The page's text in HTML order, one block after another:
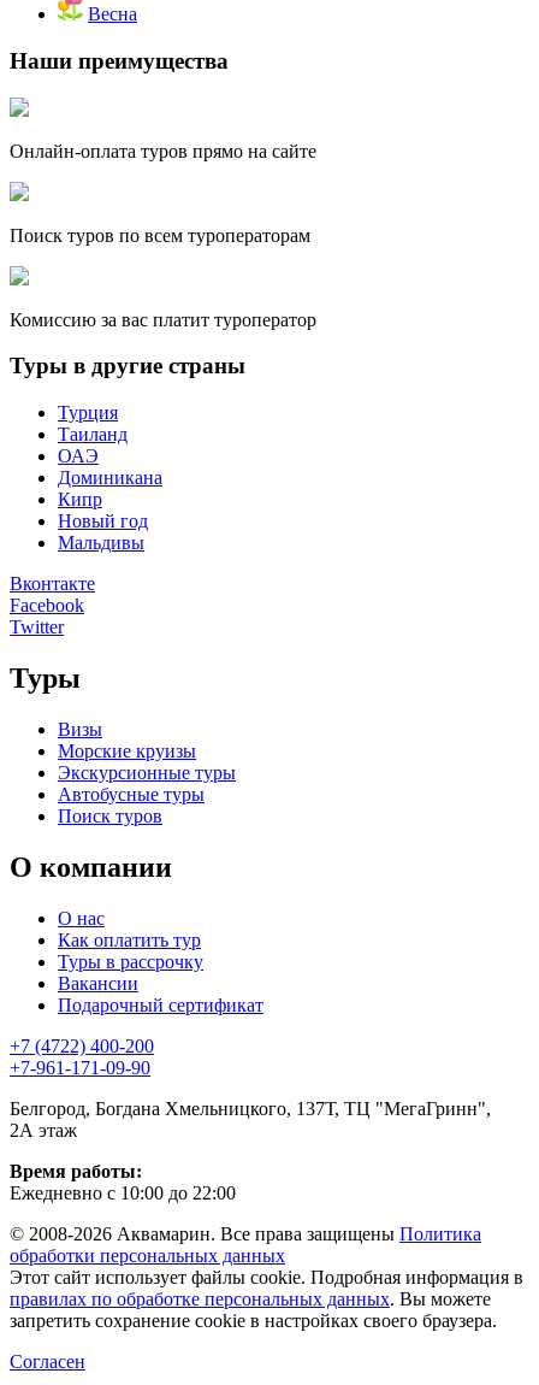
Весна
Наши преимущества
Онлайн-оплата туров прямо на сайте
Поиск туров по всем туроператорам
Комиссию за вас платит туроператор
Туры в другие страны
Турция
Таиланд
ОАЭ
Доминикана
Кипр
Новый год
Мальдивы
Вконтакте
Facebook
Twitter
Туры
Визы
Морские круизы
Экскурсионные туры
Автобусные туры
Поиск туров
О компании
О нас
Как оплатить тур
Туры в рассрочку
Вакансии
Подарочный сертификат
+7 (4722) 400-200
+7-961-171-09-90
Белгород, Богдана Хмельницкого, 137Т, ТЦ "МегаГринн",
2А этаж
Время работы:
Ежедневно с 10:00 до 22:00
© 2008-2026 Аквамарин. Все права защищены Политика
обработки персональных данных
Этот сайт использует файлы cookie. Подробная информация в
правилах по обработке персональных данных. Вы можете
запретить сохранение cookie в настройках своего браузера.
Согласен